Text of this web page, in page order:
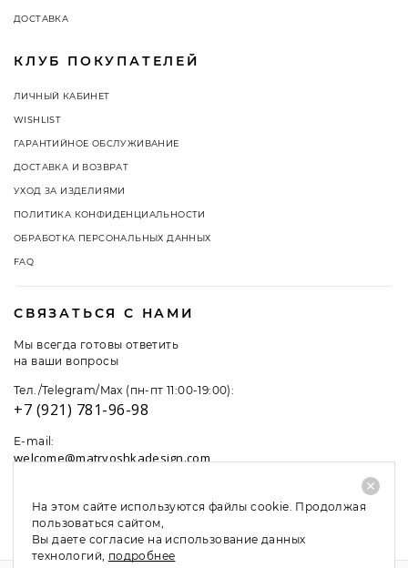
ДОСТАВКА
КЛУБ ПОКУПАТЕЛЕЙ
ЛИЧНЫЙ КАБИНЕТ
WISHLIST
ГАРАНТИЙНОЕ ОБСЛУЖИВАНИЕ
ДОСТАВКА И ВОЗВРАТ
УХОД ЗА ИЗДЕЛИЯМИ
ПОЛИТИКА КОНФИДЕНЦИАЛЬНОСТИ
ОБРАБОТКА ПЕРСОНАЛЬНЫХ ДАННЫХ
FAQ
СВЯЗАТЬСЯ С НАМИ
Мы всегда готовы ответить
на ваши вопросы
Тел./Telegram/Max (пн-пт 11:00-19:00):
+7 (921) 781-96-98
E-mail:
welcome@matryoshkadesign.com
На этом сайте используются файлы cookie. Продолжая
пользоваться сайтом,
Вы даете согласие на использование данных
технологий, подробнее